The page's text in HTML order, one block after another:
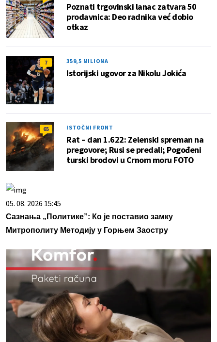
Poznati trgovinski lanac zatvara 50
prodavnica: Deo radnika već dobio
otkaz
7 359,5 MILIONA
Istorijski ugovor za Nikolu Jokića
65 ISTOČNI FRONT
Rat – dan 1.622: Zelenski spreman na
pregovore; Rusi se predali; Pogođeni
turski brodovi u Crnom moru FOTO
05. 08. 2026 15:45
Сазнања „Политике”: Ко је поставио замку
Митрополиту Методију у Горњем Заостру